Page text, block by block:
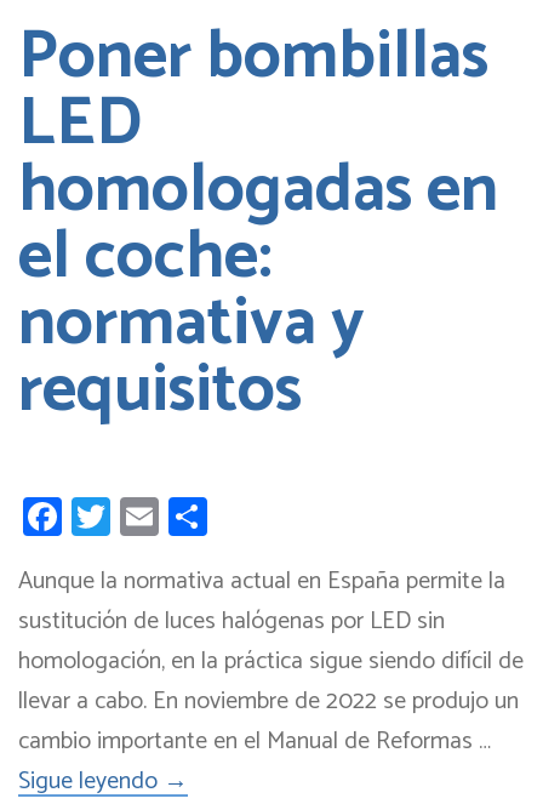
Poner bombillas
LED
homologadas en
el coche:
normativa y
requisitos
Facebook
Twitter
Email
Aunque la normativa actual en España permite la
sustitución de luces halógenas por LED sin
homologación, en la práctica sigue siendo difícil de
llevar a cabo. En noviembre de 2022 se produjo un
cambio importante en el Manual de Reformas …
Sigue leyendo →